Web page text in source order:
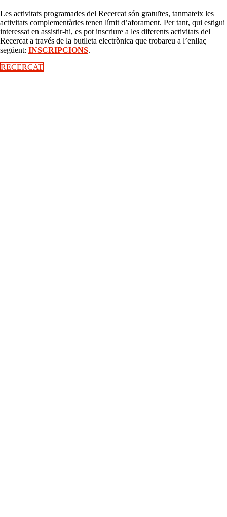
Les activitats programades del Recercat són gratuïtes, tanmateix les
activitats complementàries tenen límit d’aforament. Per tant, qui estigui
interessat en assistir-hi, es pot inscriure a les diferents activitats del
Recercat a través de la butlleta electrònica que trobareu a l’enllaç
següent: INSCRIPCIONS.
RECERCAT